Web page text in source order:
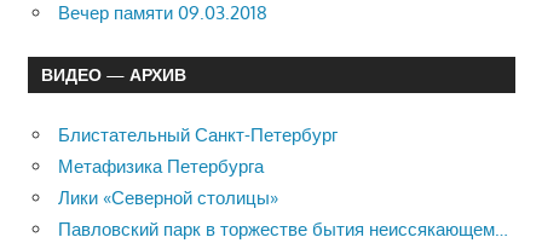
Вечер памяти 09.03.2018
ВИДЕО — АРХИВ
Блистательный Санкт-Петербург
Метафизика Петербурга
Лики «Северной столицы»
Павловский парк в торжестве бытия неиссякающем…